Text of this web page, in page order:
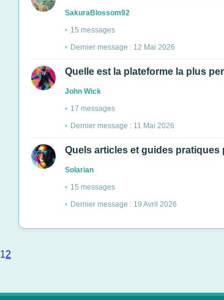
SakuraBlossom92
15 messages
Dernier message : 12 Mai 2026
Quelle est la plateforme la plus
John Wick
17 messages
Dernier message : 11 Mai 2026
Quels articles et guides
Solarian
15 messages
Dernier message : 19 Avril 2026
12